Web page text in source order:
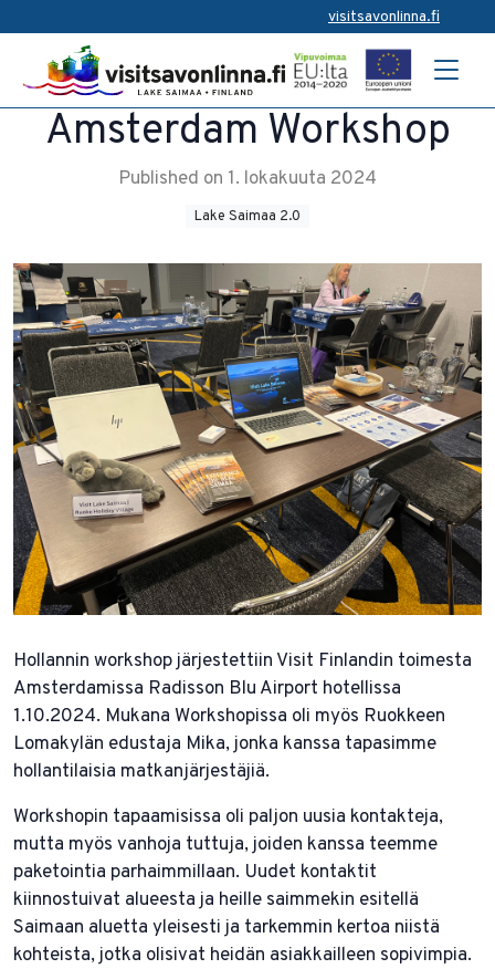
visitsavonlinna.fi
Amsterdam Workshop
Published on 1. lokakuuta 2024
Lake Saimaa 2.0
Hollannin workshop järjestettiin Visit Finlandin toimesta
Amsterdamissa Radisson Blu Airport hotellissa
1.10.2024. Mukana Workshopissa oli myös Ruokkeen
Lomakylän edustaja Mika, jonka kanssa tapasimme
hollantilaisia matkanjärjestäjiä.
Workshopin tapaamisissa oli paljon uusia kontakteja,
mutta myös vanhoja tuttuja, joiden kanssa teemme
paketointia parhaimmillaan. Uudet kontaktit
kiinnostuivat alueesta ja heille saimmekin esitellä
Saimaan aluetta yleisesti ja tarkemmin kertoa niistä
kohteista, jotka olisivat heidän asiakkailleen sopivimpia.